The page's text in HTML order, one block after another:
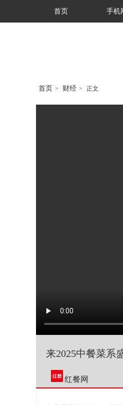
首页 手机
首页 > 财经 > 正文
来2025中餐菜系
红餐网